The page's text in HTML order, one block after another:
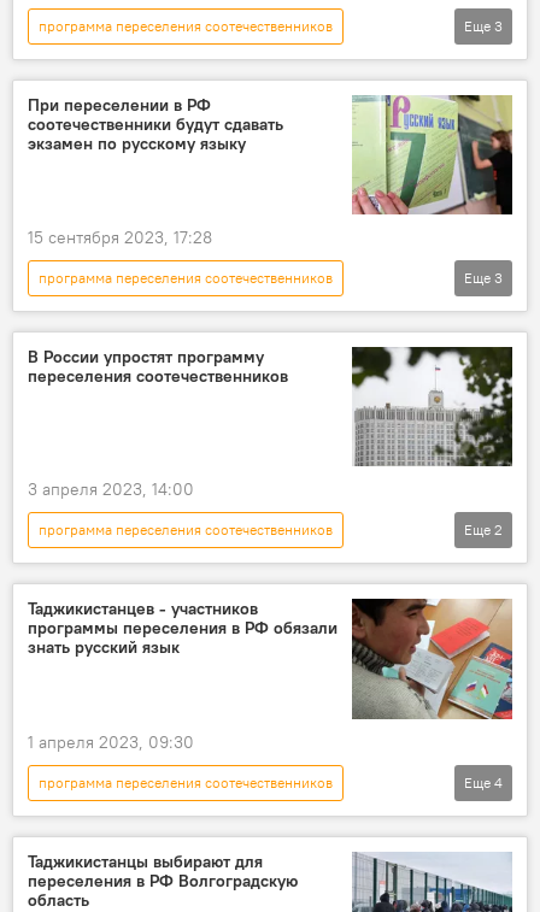
программа переселения соотечественников
Россия
Таджикистан
Общество
соотечественники
Еще 3
При переселении в РФ
соотечественники будут сдавать
экзамен по русскому языку
15 сентября 2023, 17:28
программа переселения соотечественников
Миграция
русский язык Россия
Еще 3
В России упростят программу
переселения соотечественников
3 апреля 2023, 14:00
программа переселения соотечественников
Россия
Общество
соотечественники
Еще 2
Таджикистанцев - участников
программы переселения в РФ обязали
знать русский язык
1 апреля 2023, 09:30
программа переселения соотечественников
русский язык
Миграция
Россия
Еще 4
Таджикистанцы выбирают для
переселения в РФ Волгоградскую
область